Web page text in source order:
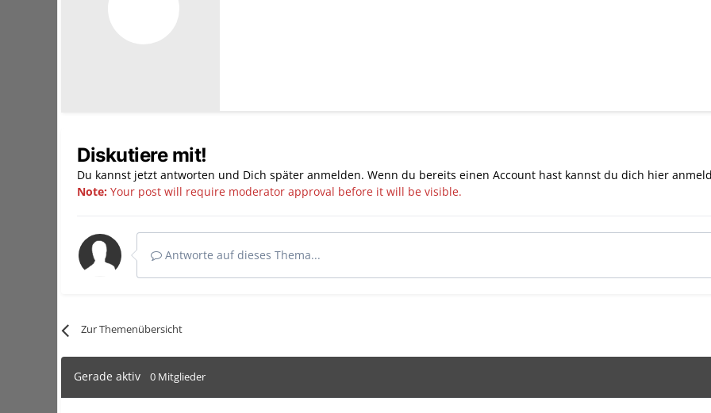
Diskutiere mit!
Du kannst jetzt antworten und Dich später anmelden. Wenn du bereits einen Account hast kannst du dich hier
Note: Your post will require moderator approval before it will be visible.
Antworte auf dieses Thema...
Zur Themenübersicht
Gerade aktiv 0 Mitglieder